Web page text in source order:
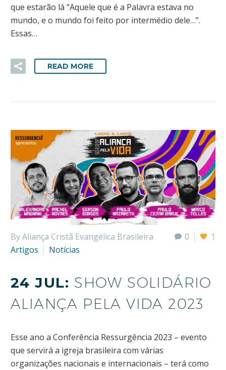
que estarão lá “Aquele que é a Palavra estava no
mundo, e o mundo foi feito por intermédio dele…”.
Essas…
READ MORE
0 1
By Aliança Cristã Evangélica Brasileira
Artigos
Notícias
24 JUL: SHOW SOLIDÁRIO
ALIANÇA PELA VIDA 2023
Esse ano a Conferência Ressurgência 2023 – evento
que servirá a igreja brasileira com várias
organizações nacionais e internacionais – terá como